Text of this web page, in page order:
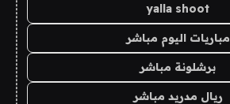
yalla shoot
مباريات اليوم مباشر
برشلونة مباشر
ريال مدريد مباشر